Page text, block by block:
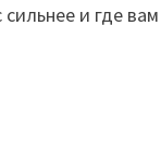
и где